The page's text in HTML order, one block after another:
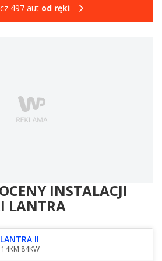
497 aut od ręki
INSTALACJI
LANTRA
II
84KW